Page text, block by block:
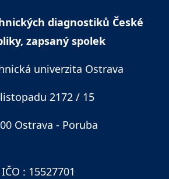
diagnostiků České
zapsaný spolek
univerzita Ostrava
2172 / 15
Ostrava - Poruba
IČO : 15527701